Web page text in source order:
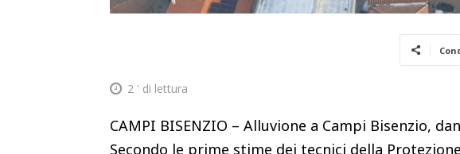
2 ' di lettura
CAMPI BISENZIO – Alluvione a Campi Bisenzio,
Secondo le prime stime dei tecnici della